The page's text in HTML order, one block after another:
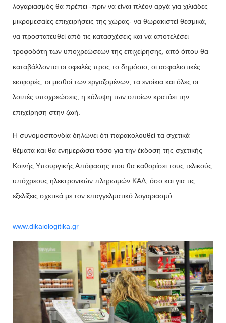
λογαριασμός θα πρέπει -πριν να είναι πλέον αργά για χιλιάδες
μικρομεσαίες επιχειρήσεις της χώρας- να θωρακιστεί θεσμικά,
να προστατευθεί από τις κατασχέσεις και να αποτελέσει
τροφοδότη των υποχρεώσεων της επιχείρησης, από όπου θα
καταβάλλονται οι οφειλές προς το δημόσιο, οι ασφαλιστικές
εισφορές, οι μισθοί των εργαζομένων, τα ενοίκια και όλες οι
λοιπές υποχρεώσεις, η κάλυψη των οποίων κρατάει την
επιχείρηση στην ζωή.
Η συνομοσπονδία δηλώνει ότι παρακολουθεί τα σχετικά
θέματα και θα ενημερώσει τόσο για την έκδοση της σχετικής
Κοινής Υπουργικής Απόφασης που θα καθορίσει τους τελικούς
υπόχρεους ηλεκτρονικών πληρωμών ΚΑΔ, όσο και για τις
εξελίξεις σχετικά με τον επαγγελματικό λογαριασμό.
www.dikaiologitika.gr